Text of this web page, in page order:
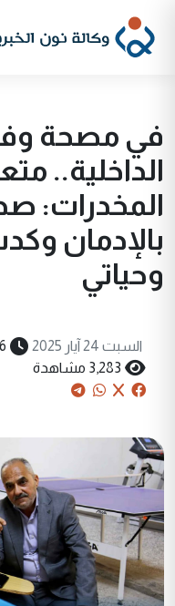
في مصحة
الداخلية..
المخدرات:
بالإدمان
وحياتي
السبت 24 آيار 2025 6 دقيقة قراءة
3,283 مشاهدة